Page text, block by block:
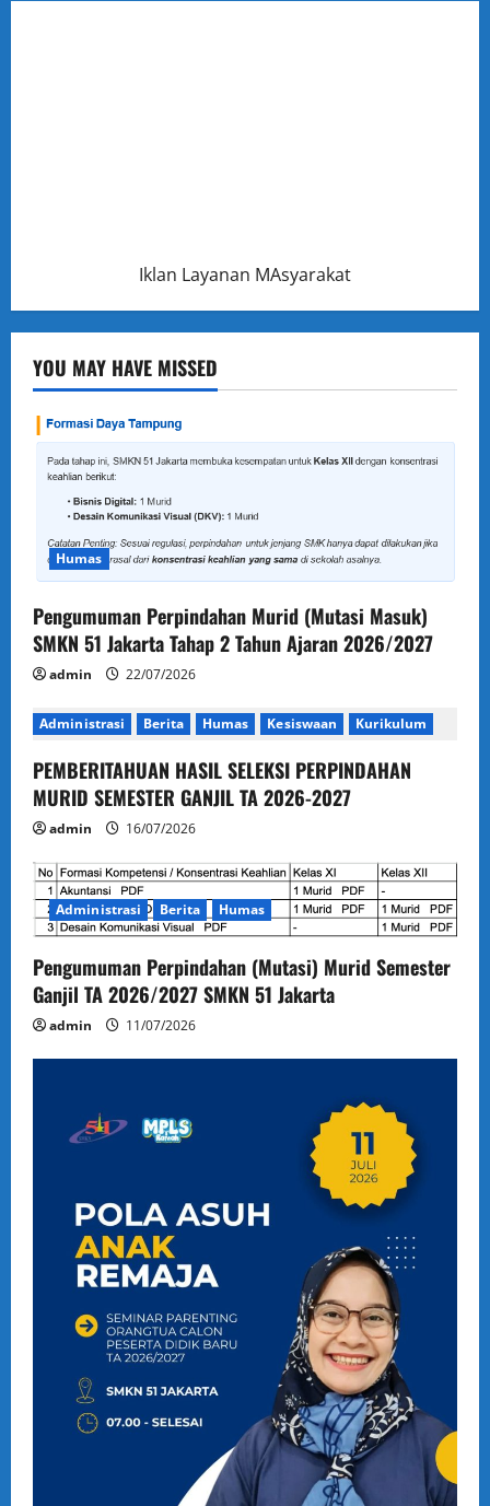
Iklan Layanan MAsyarakat
YOU MAY HAVE MISSED
Humas
Pengumuman Perpindahan Murid (Mutasi Masuk)
SMKN 51 Jakarta Tahap 2 Tahun Ajaran 2026/2027
admin 22/07/2026
Administrasi Berita Humas Kesiswaan Kurikulum
PEMBERITAHUAN HASIL SELEKSI PERPINDAHAN
MURID SEMESTER GANJIL TA 2026-2027
admin 16/07/2026
Administrasi Berita Humas
Pengumuman Perpindahan (Mutasi) Murid Semester
Ganjil TA 2026/2027 SMKN 51 Jakarta
admin 11/07/2026